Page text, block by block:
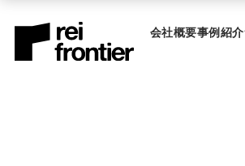
会社概要事例紹介